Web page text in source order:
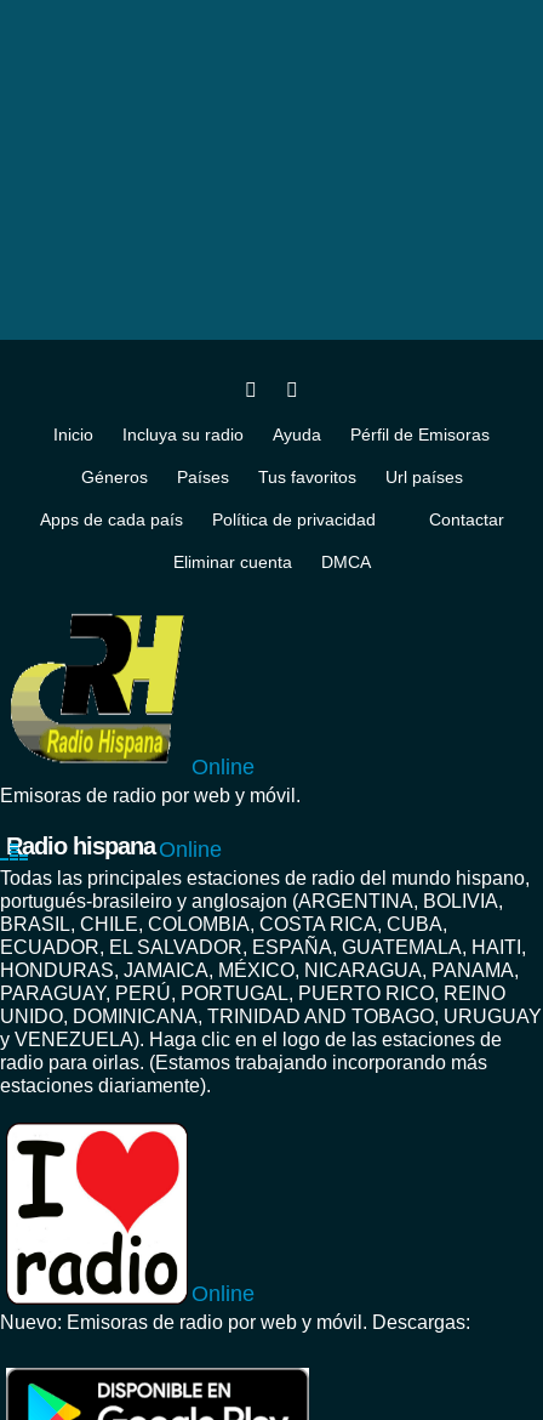
Inicio Incluya su radio Ayuda Pérfil de Emisoras
Géneros Países Tus favoritos Url países
Apps de cada país Política de privacidad Contactar
Eliminar cuenta DMCA
Online
Emisoras de radio por web y móvil.
Radio hispana Online
Todas las principales estaciones de radio del mundo hispano,
portugués-brasileiro y anglosajon (ARGENTINA, BOLIVIA,
BRASIL, CHILE, COLOMBIA, COSTA RICA, CUBA,
ECUADOR, EL SALVADOR, ESPAÑA, GUATEMALA, HAITI,
HONDURAS, JAMAICA, MÉXICO, NICARAGUA, PANAMA,
PARAGUAY, PERÚ, PORTUGAL, PUERTO RICO, REINO
UNIDO, DOMINICANA, TRINIDAD AND TOBAGO, URUGUAY
y VENEZUELA). Haga clic en el logo de las estaciones de
radio para oirlas. (Estamos trabajando incorporando más
estaciones diariamente).
Online
Nuevo: Emisoras de radio por web y móvil. Descargas: